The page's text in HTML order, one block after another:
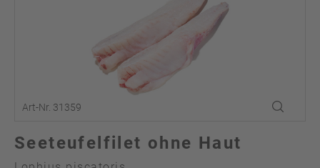
Art-Nr. 31359
Seeteufelfilet ohne Haut